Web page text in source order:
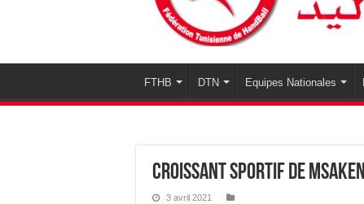
FTHB DTN Equipes Nationales
Croissant Sportif de
3 avril 2021